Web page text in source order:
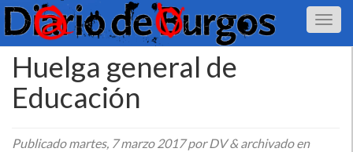
Huelga general de
Educación
Publicadomartes, 7 marzo 2017por DV&archivado en